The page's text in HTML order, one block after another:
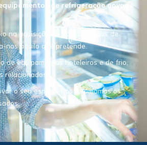
de refrigeração novos e
na aquisição de equipamentos de
nos aquilo que pretende.
de equipamentos hoteleiros e de frio,
o seu espaço, nós retomamos os